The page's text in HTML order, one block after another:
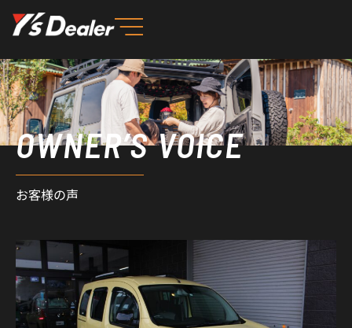
を
ス
キ
ッ
プ OWNER’S VOICE
お客様の声